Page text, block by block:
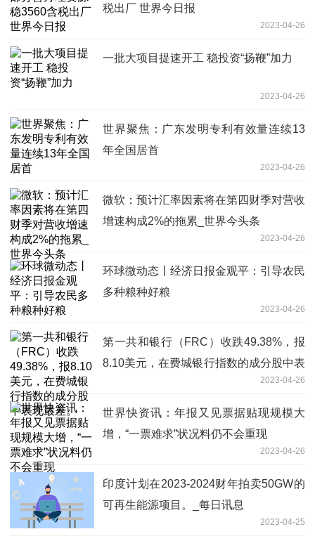
税出厂 世界今日报
2023-04-26
一批大项目提速开工 稳投资“扬鞭”加力
2023-04-26
世界聚焦：广东发明专利有效量连续13
年全国居首
2023-04-26
微软：预计汇率因素将在第四财季对营收
增速构成2%的拖累_世界今头条
2023-04-26
环球微动态丨经济日报金观平：引导农民
多种粮种好粮
2023-04-26
第一共和银行（FRC）收跌49.38%，报
8.10美元，在费城银行指数的成分股中表
2023-04-26
世界快资讯：年报又见票据贴现规模大
增，“一票难求”状况料仍不会重现
2023-04-26
印度计划在2023-2024财年拍卖50GW的
可再生能源项目。_每日讯息
2023-04-25